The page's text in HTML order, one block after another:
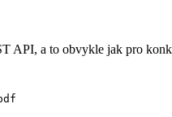
API, a to obvykle jak pro